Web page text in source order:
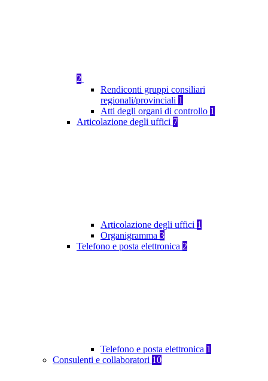
2
Rendiconti gruppi consiliari
regionali/provinciali 1
Atti degli organi di controllo 1
Articolazione degli uffici 7
Articolazione degli uffici 1
Organigramma 3
Telefono e posta elettronica 2
Telefono e posta elettronica 1
Consulenti e collaboratori 10